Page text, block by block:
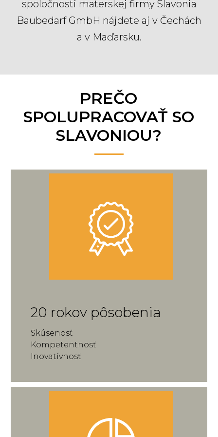
spoločnosti materskej firmy Slavonia
Baubedarf GmbH nájdete aj v Čechách
a v Maďarsku.
PREČO
SPOLUPRACOVAŤ SO
SLAVONIOU?
20 rokov pôsobenia
Skúsenosť
Kompetentnosť
Inovatívnosť